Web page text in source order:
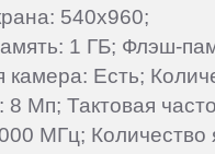
540x960;
1 ГБ; Флэш-
камера: Есть;
Мп; Тактовая
МГц; Количество